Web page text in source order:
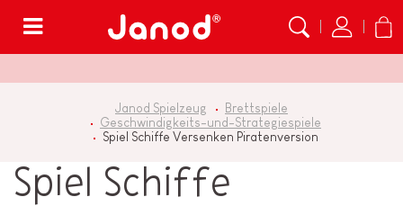
Janod Spielzeug
Brettspiele
Geschwindigkeits-und-Strategiespiele
Spiel Schiffe Versenken Piratenversion
Spiel Schiffe